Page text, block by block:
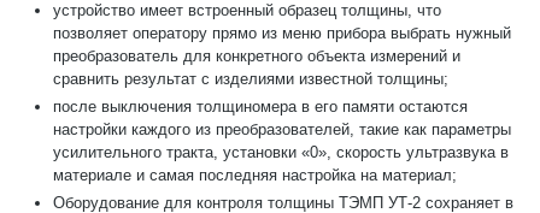
устройство имеет встроенный образец толщины, что
позволяет оператору прямо из меню прибора выбрать нужный
преобразователь для конкретного объекта измерений и
сравнить результат с изделиями известной толщины;
после выключения толщиномера в его памяти остаются
настройки каждого из преобразователей, такие как параметры
усилительного тракта, установки «0», скорость ультразвука в
материале и самая последняя настройка на материал;
Оборудование для контроля толщины ТЭМП УТ-2 сохраняет в